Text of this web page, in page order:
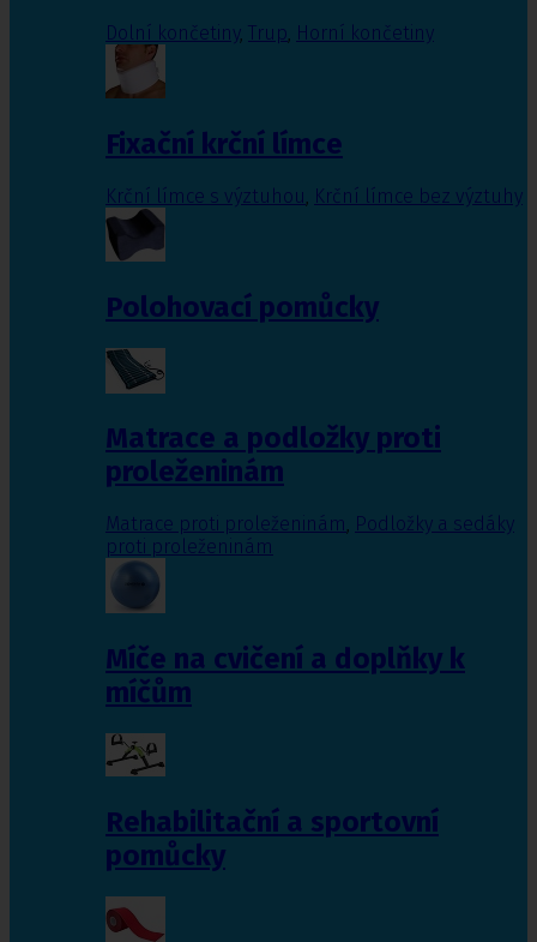
Dolní končetiny, Trup, Horní končetiny
Fixační krční límce
Krční límce s výztuhou Krční límce bez výztuhy
Polohovací pomůcky
Matrace a podložky proti
proleženinám
Matrace proti proleženinám, Podložky a sedáky
proti proleženinám
Míče na cvičení a doplňky k
míčům
Rehabilitační a sportovní
pomůcky